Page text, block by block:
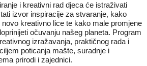
i kreativni rad djeca će istraživati
izvor inspiracije za stvaranje, kako
kreativno lice te kako male promjene
očuvanju našeg planeta. Program
izražavanja, praktičnog rada i
poticanja mašte, suradnje i
prirodi i zajednici.